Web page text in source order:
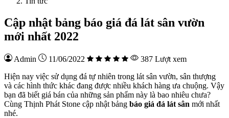
Cập nhật bảng báo giá đá lát sân vườn
mới nhất 2022
Admin 11/06/2022
387 Lượt xem
Hiện nay việc sử dụng đá tự nhiên trong lát sân vườn, sân thượng
và các hình thức khác đang được nhiều khách hàng ưa chuộng. Vậy
bạn đã biết giá bán của những sản phẩm này là bao nhiêu chưa?
Cùng Thịnh Phát Stone cập nhật bảng báo giá đá lát sân mới nhất
nhé.